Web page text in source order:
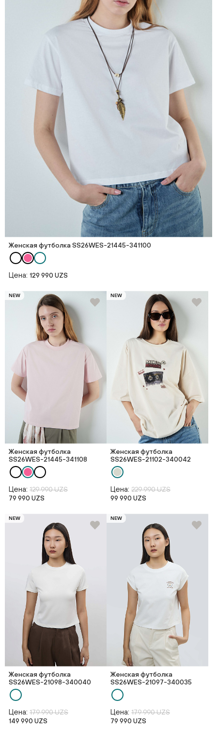
Женская футболка SS26WES-21445-341100
Цена: 129 990 UZS
NEW
Женская футболка
SS26WES-21445-341108
Цена: 129 990 UZS
79 990 UZS
NEW
Женская футболка
SS26WES-21102-340042
Цена: 229 990 UZS
99 990 UZS
NEW
Женская футболка
SS26WES-21098-340040
Цена: 179 990 UZS
149 990 UZS
NEW
Женская футболка
SS26WES-21097-340035
Цена: 179 990 UZS
79 990 UZS